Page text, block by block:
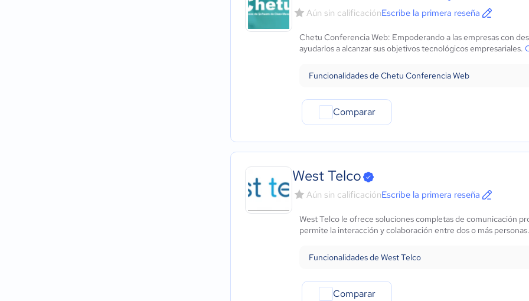
Aún sin calificaciónEscribe la primera reseña
Chetu Conferencia Web: Empoderando a las empresas con
ayudarlos a alcanzar sus objetivos tecnológicos empresariales.
Funcionalidades de Chetu Conferencia Web
Comparar
West Telco
Aún sin calificaciónEscribe la primera reseña
West Telco le ofrece soluciones completas de comunicación
permite la interacción y colaboración entre dos o más
Funcionalidades de West Telco
Comparar